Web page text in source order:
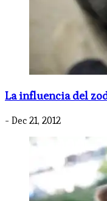
La influencia del
- Dec 21, 2012